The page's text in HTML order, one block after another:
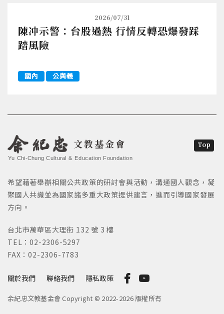
2026/07/31
陳冲示警：台股過熱 行情反轉恐爆發踩
踏風險
國內 公與義
文教基金會
Yu Chi-Chung Cultural & Education Foundation
關於我們 聯絡我們 隱私政策
希望藉著舉辦相關公共政策的研討會與活動，溝通國人觀念，凝
聚國人共識並為國家諸多重大政策提供建言，進而引導國家發展
方向。
台北市萬華區大理街 132 號 3 樓
TEL：02-2306-5297
FAX：02-2306-7783
余紀忠文教基金會 Copyright © 2022-2026 版權所有
Top